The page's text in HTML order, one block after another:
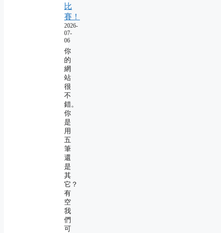
比
賽！
2026-
07-
06
你
的
網
站
很
不
錯。
你
是
用
五
筆
還
是
其
它？
有
空
我
們
可